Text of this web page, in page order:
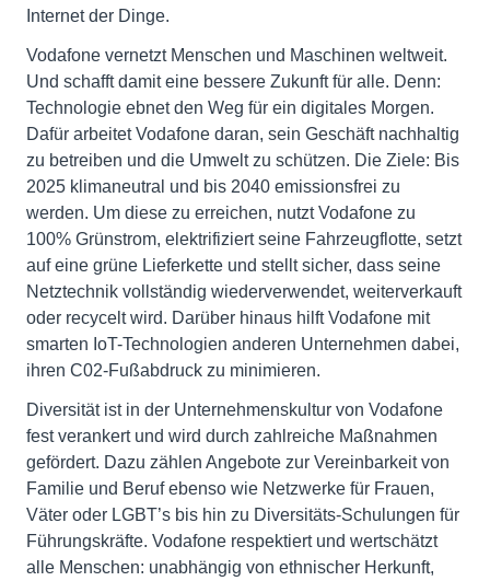
Internet der Dinge.
Vodafone vernetzt Menschen und Maschinen weltweit.
Und schafft damit eine bessere Zukunft für alle. Denn:
Technologie ebnet den Weg für ein digitales Morgen.
Dafür arbeitet Vodafone daran, sein Geschäft nachhaltig
zu betreiben und die Umwelt zu schützen. Die Ziele: Bis
2025 klimaneutral und bis 2040 emissionsfrei zu
werden. Um diese zu erreichen, nutzt Vodafone zu
100% Grünstrom, elektrifiziert seine Fahrzeugflotte, setzt
auf eine grüne Lieferkette und stellt sicher, dass seine
Netztechnik vollständig wiederverwendet, weiterverkauft
oder recycelt wird. Darüber hinaus hilft Vodafone mit
smarten IoT-Technologien anderen Unternehmen dabei,
ihren C02-Fußabdruck zu minimieren.
Diversität ist in der Unternehmenskultur von Vodafone
fest verankert und wird durch zahlreiche Maßnahmen
gefördert. Dazu zählen Angebote zur Vereinbarkeit von
Familie und Beruf ebenso wie Netzwerke für Frauen,
Väter oder LGBT’s bis hin zu Diversitäts-Schulungen für
Führungskräfte. Vodafone respektiert und wertschätzt
alle Menschen: unabhängig von ethnischer Herkunft,